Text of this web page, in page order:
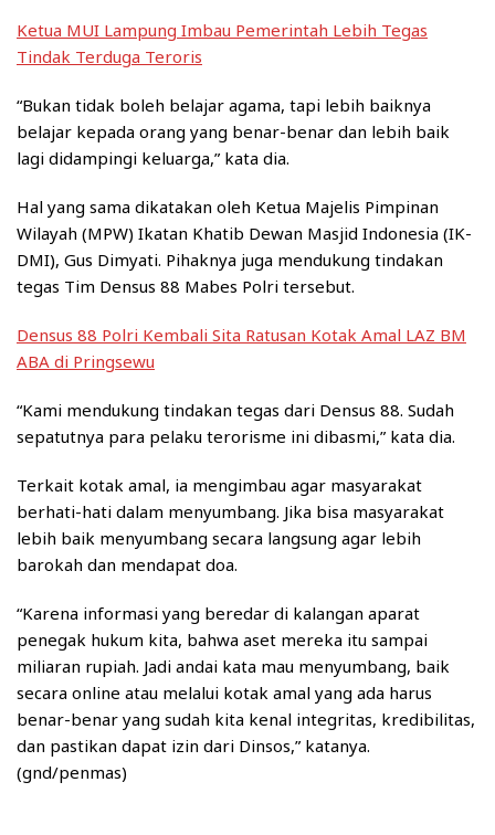
Ketua MUI Lampung Imbau Pemerintah Lebih Tegas
Tindak Terduga Teroris
“Bukan tidak boleh belajar agama, tapi lebih baiknya
belajar kepada orang yang benar-benar dan lebih baik
lagi didampingi keluarga,” kata dia.
Hal yang sama dikatakan oleh Ketua Majelis Pimpinan
Wilayah (MPW) Ikatan Khatib Dewan Masjid Indonesia (IK-
DMI), Gus Dimyati. Pihaknya juga mendukung tindakan
tegas Tim Densus 88 Mabes Polri tersebut.
Densus 88 Polri Kembali Sita Ratusan Kotak Amal LAZ BM
ABA di Pringsewu
“Kami mendukung tindakan tegas dari Densus 88. Sudah
sepatutnya para pelaku terorisme ini dibasmi,” kata dia.
Terkait kotak amal, ia mengimbau agar masyarakat
berhati-hati dalam menyumbang. Jika bisa masyarakat
lebih baik menyumbang secara langsung agar lebih
barokah dan mendapat doa.
“Karena informasi yang beredar di kalangan aparat
penegak hukum kita, bahwa aset mereka itu sampai
miliaran rupiah. Jadi andai kata mau menyumbang, baik
secara online atau melalui kotak amal yang ada harus
benar-benar yang sudah kita kenal integritas, kredibilitas,
dan pastikan dapat izin dari Dinsos,” katanya.
(gnd/penmas)